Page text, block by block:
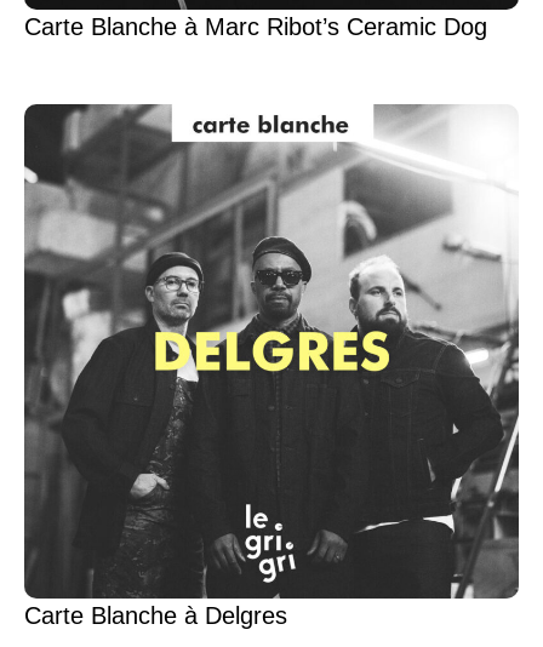
Carte Blanche à Marc Ribot’s Ceramic Dog
Carte Blanche à Delgres